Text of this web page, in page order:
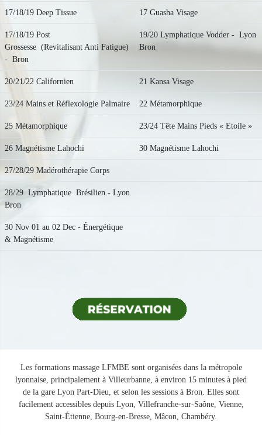
17/18/19 Deep Tissue 17 Guasha Visage
17/18/19 Post
Grossesse (Revitalisant Anti Fatigue)
- Bron
19/20 Lymphatique Vodder - Lyon
Bron
20/21/22 Californien 21 Kansa Visage
23/24 Mains et Réflexologie Palmaire 22 Métamorphique
25 Métamorphique 23/24 Tête Mains Pieds « Etoile »
26 Magnétisme Lahochi 30 Magnétisme Lahochi
27/28/29 Madérothérapie Corps
28/29 Lymphatique Brésilien - Lyon
Bron
30 Nov 01 au 02 Dec - Énergétique
& Magnétisme
Les formations massage LFMBE sont organisées dans la métropole
lyonnaise, principalement à Villeurbanne, à environ 15 minutes à pied
de la gare Lyon Part-Dieu, et selon les sessions à Bron. Elles sont
facilement accessibles depuis Lyon, Villefranche-sur-Saône, Vienne,
Saint-Étienne, Bourg-en-Bresse, Mâcon, Chambéry.